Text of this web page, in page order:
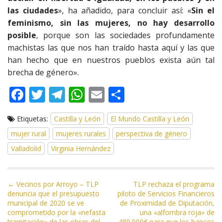
las ciudades», ha añadido, para concluir así: «Sin el
feminismo, sin las mujeres, no hay desarrollo
posible, porque son las sociedades profundamente
machistas las que nos han traído hasta aquí y las que
han hecho que en nuestros pueblos exista aún tal
brecha de género».
F
e
b
o
k
T
w
itt
er
T
el
e
gr
a
W
h
at
s
A
p
E
m
ai
l
o
m
p
r
Etiquetas: Castilla y León
El Mundo Castilla y León
mujer rural
mujeres rurales
perspectiva de género
Valladolid
Virginia Hernández
N
a
v
← Vecinos por Arroyo – TLP
denuncia que el presupuesto
municipal de 2020 se ve
comprometido por la «nefasta
TLP rechaza el programa
piloto de Servicios Financieros
de Proximidad de Diputación,
una «alfombra roja» de